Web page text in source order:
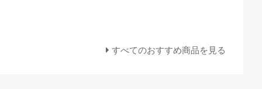
すべてのおすすめ商品を見る